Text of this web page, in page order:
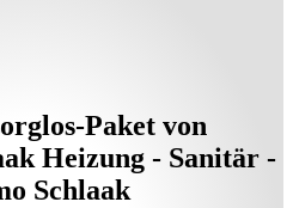
Paket von
Heizung - Sanitär -
Schlaak